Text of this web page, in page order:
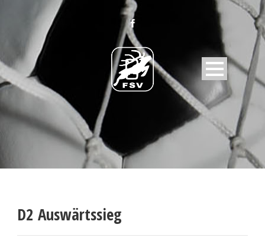
D2 Auswärtssieg